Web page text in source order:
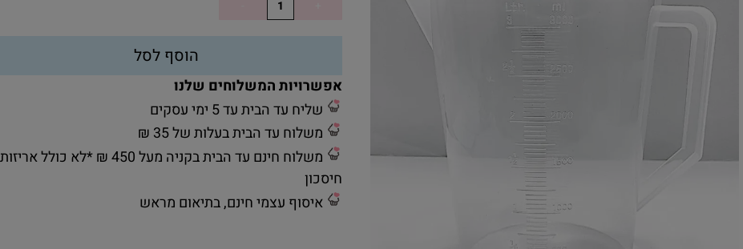
הוסף לסל
אפשרויות המשלוחים שלנו
שליח עד הבית עד 5 ימי עסקים
משלוח עד הבית בעלות של 35 ₪
משלוח חינם עד הבית בקניה מעל 450 ₪ *לא כולל אריזות
חיסכון
איסוף עצמי חינם, בתיאום מראש